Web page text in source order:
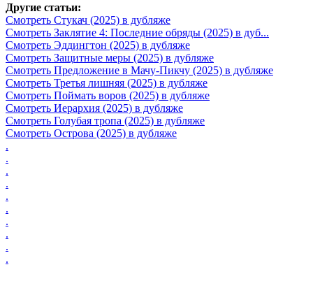
Другие статьи:
Смотреть Стукач (2025) в дубляже
Смотреть Заклятие 4: Последние обряды (2025) в дуб...
Смотреть Эддингтон (2025) в дубляже
Смотреть Защитные меры (2025) в дубляже
Смотреть Предложение в Мачу-Пикчу (2025) в дубляже
Смотреть Третья лишняя (2025) в дубляже
Смотреть Поймать воров (2025) в дубляже
Смотреть Иерархия (2025) в дубляже
Смотреть Голубая тропа (2025) в дубляже
Смотреть Острова (2025) в дубляже
.
.
.
.
.
.
.
.
.
.